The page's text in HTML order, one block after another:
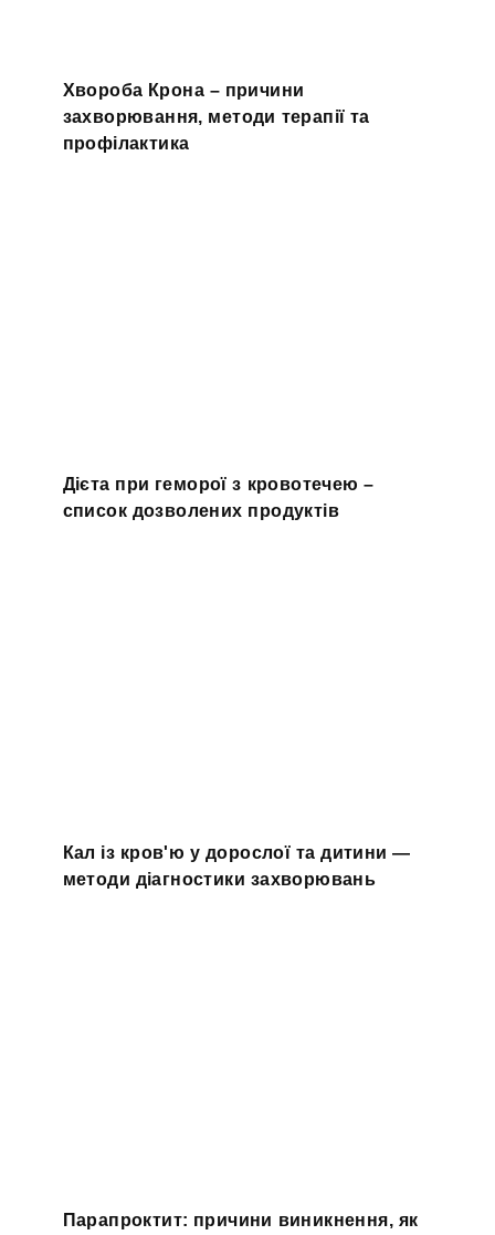
Хвороба Крона – причини
захворювання, методи терапії та
профілактика
Дієта при геморої з кровотечею –
список дозволених продуктів
Кал із кров'ю у дорослої та дитини —
методи діагностики захворювань
Парапроктит: причини виникнення, як